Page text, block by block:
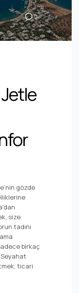
0
gözde
size
tadını
birkaç
ticari